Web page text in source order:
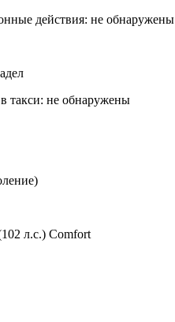
действия: не обнаружены
такси: не обнаружены
л.с.) Comfort